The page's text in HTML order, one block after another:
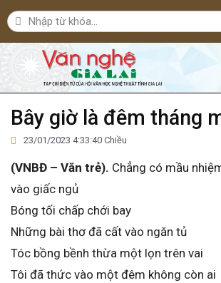
Bây giờ là đêm tháng
23/01/2023 4:33:40 Chiều
(VNBĐ – Văn trẻ). Chẳng có mầu
vào giấc ngủ
Bóng tối chấp chới bay
Những bài thơ đã cất vào ngăn tủ
Tóc bồng bềnh thừa một lọn trên vai
Tôi đã thức vào một đêm không còn ai